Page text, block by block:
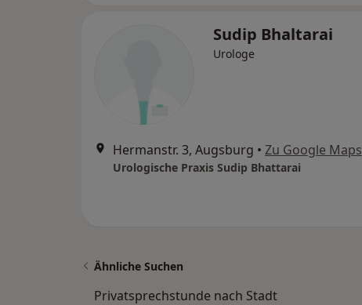
Sudip Bhaltarai
Urologe
Hermanstr. 3, Augsburg • Zu Google Maps
Urologische Praxis Sudip Bhattarai
Ähnliche Suchen
Privatsprechstunde nach Stadt